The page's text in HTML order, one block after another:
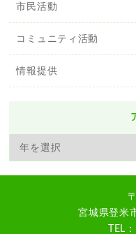
市民活動
コミュニティ活動
情報提供
宮城県登米
TEL